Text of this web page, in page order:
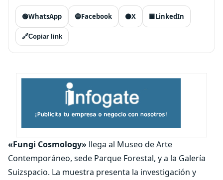
🟢WhatsApp 🔵Facebook ⚫X 🟦LinkedIn
🔗Copiar link
«Fungi Cosmology» llega al Museo de Arte
Contemporáneo, sede Parque Forestal, y a la Galería
Suizspacio. La muestra presenta la investigación y